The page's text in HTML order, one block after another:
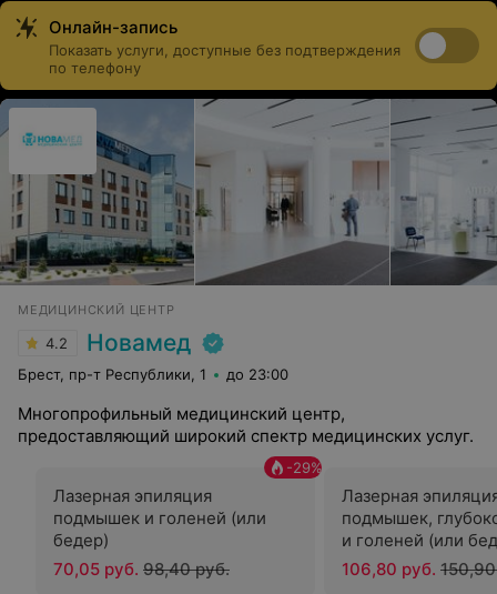
Онлайн-запись
Показать услуги, доступные без подтверждения
по телефону
МЕДИЦИНСКИЙ ЦЕНТР
4.2 Новамед
Брест, пр-т Республики, 1 до 23:00
Многопрофильный медицинский центр,
предоставляющий широкий спектр медицинских услуг.
Лазерная эпиляция
подмышек и голеней (или
бедер)
-29%
70,05 руб. 98,40 руб.
Лазерная
подмышек,
и голеней (или
106,80 руб.